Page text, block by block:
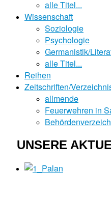
alle Titel...
Wissenschaft
Soziologie
Psychologie
Germanistik/
alle Titel...
Reihen
Zeitschriften/
allmende
Feuerwehren in
UNSERE